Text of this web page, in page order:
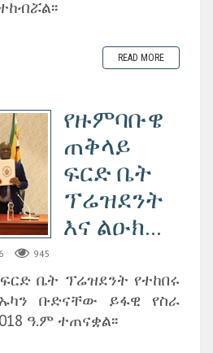
READ MORE
የዙምባቡዌ
ጠቅላይ
ፍርድ ቤት
ፕሬዝደንት
እና ልዑክ...
945
ቤት ፕሬዝደንት የተከበሩ
ቡድናቸው ይፋዊ የስራ
ዓ.ም ተጠናቋል፡፡